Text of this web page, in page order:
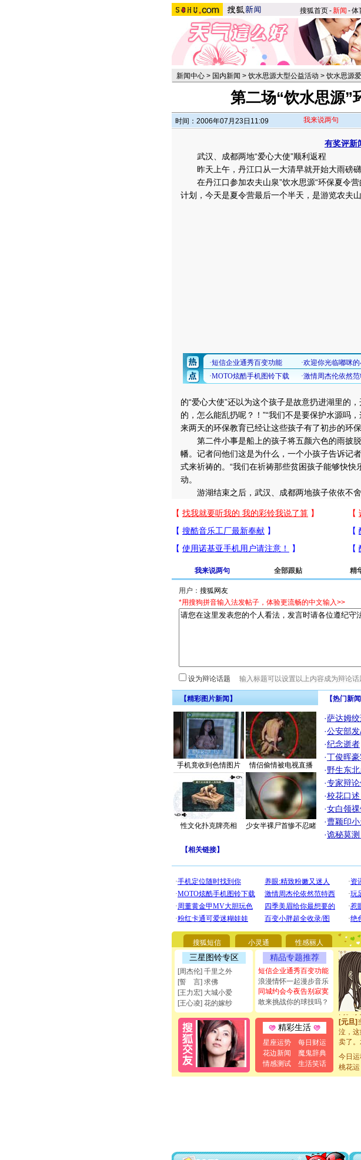
搜狐首页-新闻 -体
新闻中心 > 国内新闻 > 饮水思源大型公益活动 > 饮水思源
第二场“饮水思源”
时间：2006年07月23日11:09 我来说两句
有奖评新
武汉、成都两地“爱心大使”顺利返程
昨天上午，丹江口从一大清早就开始大雨磅礴
在丹江口参加农夫山泉”饮水思源“环保夏令营
计划，今天是夏令营最后一个半天，是游览农夫
的“爱心大使”还以为这个孩子是故意扔进湖里的
的，怎么能乱扔呢？！”“我们不是要保护水源吗
来两天的环保教育已经让这些孩子有了初步的环保
第二件小事是船上的孩子将五颜六色的雨披
幡。记者问他们这是为什么，一个小孩子告诉记
式来祈祷的。“我们在祈祷那些贫困孩子能够快
动。
游湖结束之后，武汉、成都两地孩子依依不舍
我来说两句 全部跟贴 精
用户：
*用搜狗拼音输入法发帖子，体验更流畅的中文输入>>
设为辩论话题
【精彩图片新闻】
手机竟收到色情图片 情侣偷情被电视直播
性文化扑克牌亮相 少女半裸尸首惨不忍睹
【热门新
·萨达姆
·公安部
·纪念逝者
·丁俊晖
·野生东
·专家辩
·校花口
·女白领
·曹颖印
·诡秘莫
【相关链接】
搜狐短信 小灵通 性感丽人
三星图铃专区
[周杰伦] 千里之外
[誓 言] 求佛
[王力宏] 大城小爱
[王心凌] 花的嫁纱
精品专题推荐
短信企业通秀百变功能
浪漫情怀一起漫步音乐
同城约会今夜告别寂寞
敢来挑战你的球技吗？
精彩生活
星座运势
每日财运
花边新闻
魔鬼辞典
情感测试
生活笑话
你太
要平
[圣诞
能正
[圣诞
如意,
[元旦]
断电
你是
[元旦]
起；
离。
[元旦]
泣，
卖了
[春节]
颜！冬
道一声
[春节]
都要
今日运
桃花运